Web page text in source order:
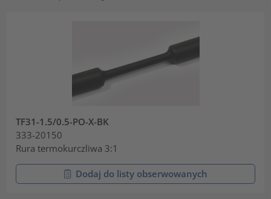
TF31-1.5/0.5-PO-X-BK
333-20150
Rura termokurczliwa 3:1
Dodaj do listy obserwowanych